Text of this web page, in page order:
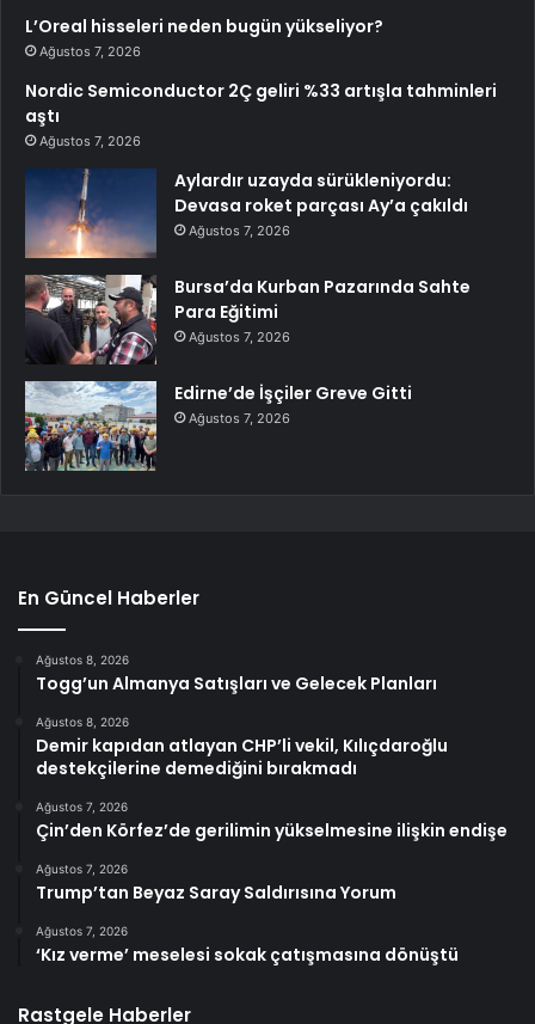
L’Oreal hisseleri neden bugün yükseliyor?
Ağustos 7, 2026
Nordic Semiconductor 2Ç geliri %33 artışla tahminleri
aştı
Ağustos 7, 2026
Aylardır uzayda sürükleniyordu:
Devasa roket parçası Ay’a çakıldı
Ağustos 7, 2026
Bursa’da Kurban Pazarında Sahte
Para Eğitimi
Ağustos 7, 2026
Edirne’de İşçiler Greve Gitti
Ağustos 7, 2026
En Güncel Haberler
Ağustos 8, 2026
Togg’un Almanya Satışları ve Gelecek Planları
Ağustos 8, 2026
Demir kapıdan atlayan CHP’li vekil, Kılıçdaroğlu
destekçilerine demediğini bırakmadı
Ağustos 7, 2026
Çin’den Körfez’de gerilimin yükselmesine ilişkin endişe
Ağustos 7, 2026
Trump’tan Beyaz Saray Saldırısına Yorum
Ağustos 7, 2026
‘Kız verme’ meselesi sokak çatışmasına dönüştü
Rastgele Haberler